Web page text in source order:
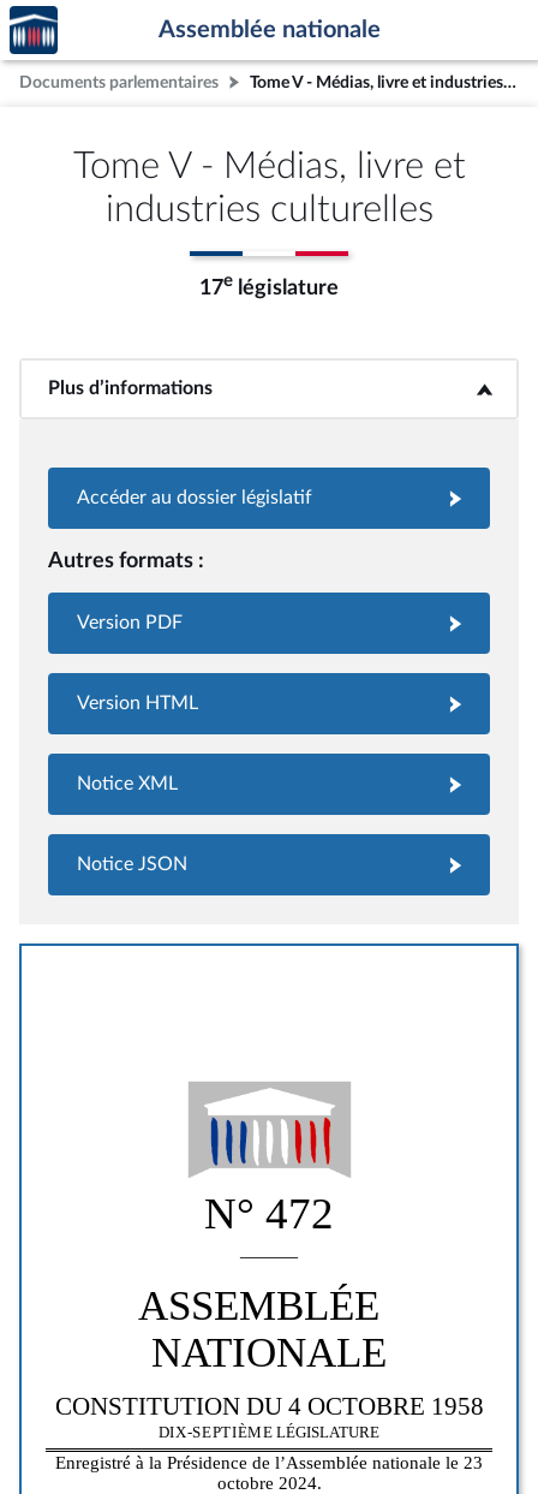
Aller au contenu
Aller en bas de la page
Accèder
à la
page
d'accueil
Assemblée nationale
Documents parlementaires Tome V - Médias, livre et industries culturelles
Tome V - Médias, livre et
industries culturelles
17e législature
Plus d’informations<b>Plus d’informations</b>
Accéder au dossier législatif
Autres formats :
Version PDF
Version HTML
Notice XML
Notice JSON